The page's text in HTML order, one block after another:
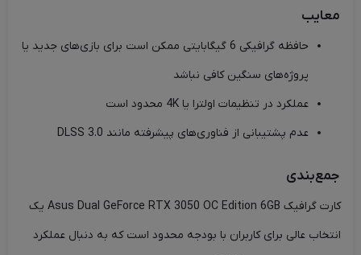
معایب
حافظه گرافیکی 6 گیگابایتی ممکن است برای بازی‌های جدید یا
پروژه‌های سنگین کافی نباشد
عملکرد در تنظیمات اولترا یا 4K محدود است
عدم پشتیبانی از فناوری‌های پیشرفته مانند DLSS 3.0
جمع‌بندی
کارت گرافیک Asus Dual GeForce RTX 3050 OC Edition 6GB یک
انتخاب عالی برای کاربران با بودجه محدود است که به دنبال عملکرد